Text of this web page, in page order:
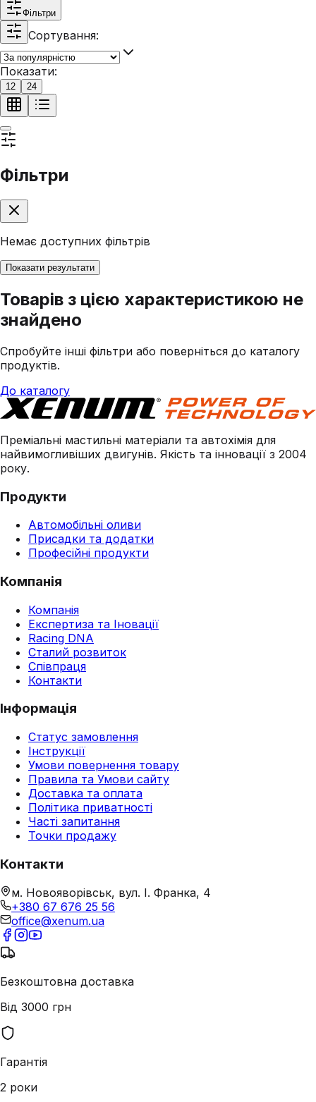
Фільтри
Сортування:
Показати:
12 24
Фільтри
Немає доступних фільтрів
Показати результати
Товарів з цією характеристикою не
знайдено
Спробуйте інші фільтри або поверніться до каталогу
продуктів.
До каталогу
Преміальні мастильні матеріали та автохімія для
найвимогливіших двигунів. Якість та інновації з 2004
року.
Продукти
Автомобільні оливи
Присадки та додатки
Професійні продукти
Компанія
Компанія
Експертиза та Іновації
Racing DNA
Сталий розвиток
Співпраця
Контакти
Інформація
Статус замовлення
Інструкції
Умови повернення товару
Правила та Умови сайту
Доставка та оплата
Політика приватності
Часті запитання
Точки продажу
Контакти
м. Новояворівськ, вул. І. Франка, 4
+380 67 676 25 56
office@xenum.ua
Безкоштовна доставка
Від 3000 грн
Гарантія
2 роки